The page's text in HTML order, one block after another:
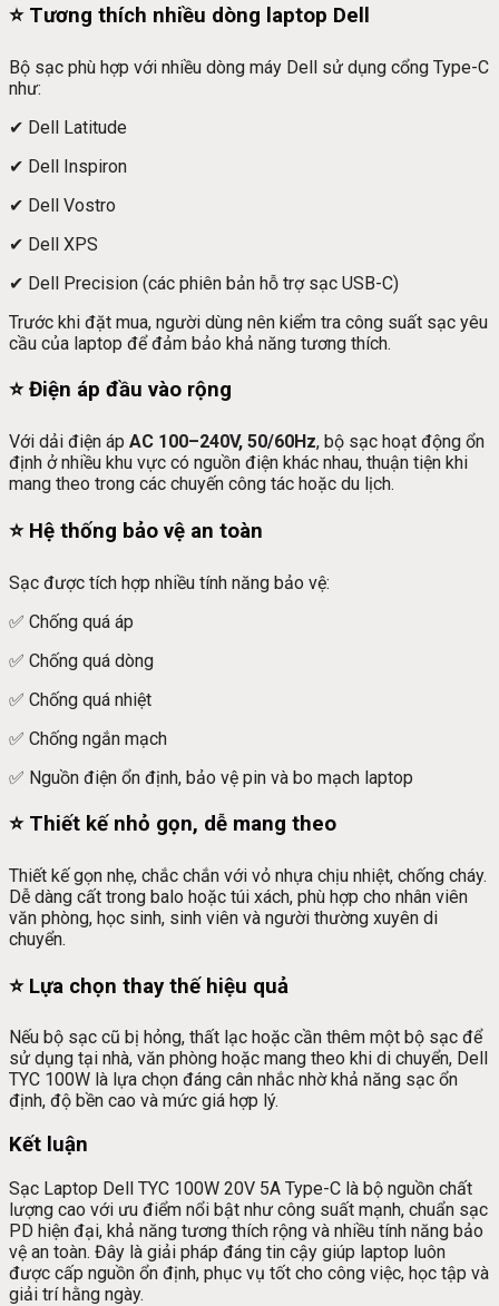
⭐ Tương thích nhiều dòng laptop Dell
Bộ sạc phù hợp với nhiều dòng máy Dell sử dụng cổng Type-C
như:
✔ Dell Latitude
✔ Dell Inspiron
✔ Dell Vostro
✔ Dell XPS
✔ Dell Precision (các phiên bản hỗ trợ sạc USB-C)
Trước khi đặt mua, người dùng nên kiểm tra công suất sạc yêu
cầu của laptop để đảm bảo khả năng tương thích.
⭐ Điện áp đầu vào rộng
Với dải điện áp AC 100–240V, 50/60Hz, bộ sạc hoạt động ổn
định ở nhiều khu vực có nguồn điện khác nhau, thuận tiện khi
mang theo trong các chuyến công tác hoặc du lịch.
⭐ Hệ thống bảo vệ an toàn
Sạc được tích hợp nhiều tính năng bảo vệ:
✅ Chống quá áp
✅ Chống quá dòng
✅ Chống quá nhiệt
✅ Chống ngắn mạch
✅ Nguồn điện ổn định, bảo vệ pin và bo mạch laptop
⭐ Thiết kế nhỏ gọn, dễ mang theo
Thiết kế gọn nhẹ, chắc chắn với vỏ nhựa chịu nhiệt, chống cháy.
Dễ dàng cất trong balo hoặc túi xách, phù hợp cho nhân viên
văn phòng, học sinh, sinh viên và người thường xuyên di
chuyển.
⭐ Lựa chọn thay thế hiệu quả
Nếu bộ sạc cũ bị hỏng, thất lạc hoặc cần thêm một bộ sạc để
sử dụng tại nhà, văn phòng hoặc mang theo khi di chuyển, Dell
TYC 100W là lựa chọn đáng cân nhắc nhờ khả năng sạc ổn
định, độ bền cao và mức giá hợp lý.
Kết luận
Sạc Laptop Dell TYC 100W 20V 5A Type-C là bộ nguồn chất
lượng cao với ưu điểm nổi bật như công suất mạnh, chuẩn sạc
PD hiện đại, khả năng tương thích rộng và nhiều tính năng bảo
vệ an toàn. Đây là giải pháp đáng tin cậy giúp laptop luôn
được cấp nguồn ổn định, phục vụ tốt cho công việc, học tập và
giải trí hằng ngày.